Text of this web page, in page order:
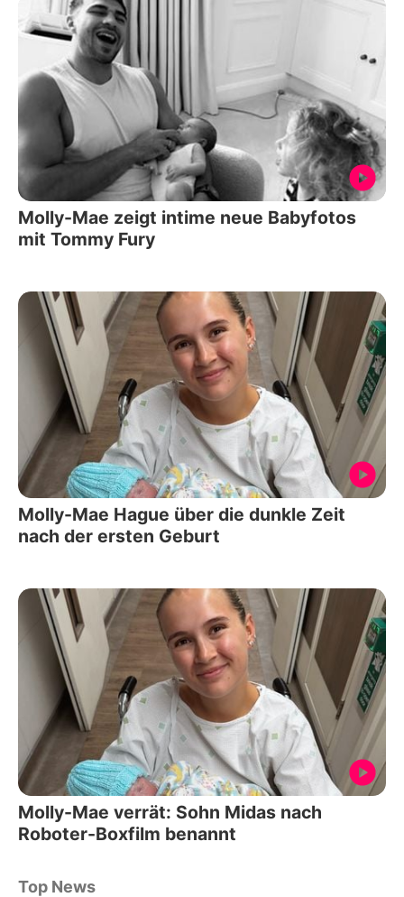
Molly-Mae zeigt intime neue Babyfotos
mit Tommy Fury
Molly-Mae Hague über die dunkle Zeit
nach der ersten Geburt
Molly-Mae verrät: Sohn Midas nach
Roboter-Boxfilm benannt
Top News